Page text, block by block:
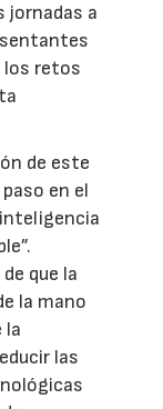
jornadas a
los retos
de este
en el
que la
la mano
la
las